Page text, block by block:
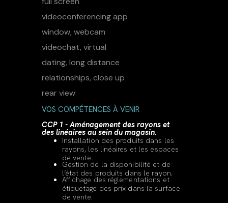
VOS COMPÉTENCES À VENIR
CCP 1 - Aménagement des rayons et
des linéaires au sein du magasin.
Installation des produits dans les
rayons, les linéaires et les espaces
de vente.
Gestion de la disponibilité et de
l’état des produits dans le rayon.
Affichage des réglementations et
étiquetage des prix dans la surface
de vente.